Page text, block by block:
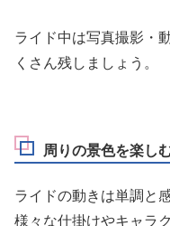
ライド中は写真撮影・
くさん残しましょう。
周りの景色を楽し
ライドの動きは単調と
様々な仕掛けやキャラ